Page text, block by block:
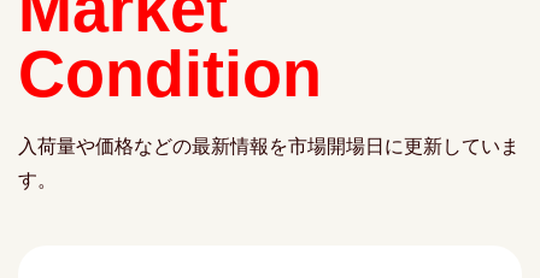
Condition
入荷量や価格などの最新情報を市場開場日に更新していま
す。